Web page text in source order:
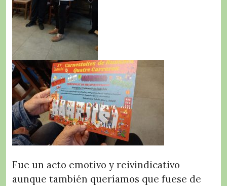
Fue un acto emotivo y reivindicativo
aunque también queríamos que fuese de